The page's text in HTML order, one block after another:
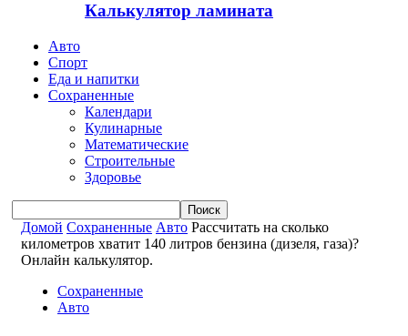
Калькулятор ламината
Авто
Спорт
Еда и напитки
Сохраненные
Календари
Кулинарные
Математические
Строительные
Здоровье
Домой Сохраненные Авто Рассчитать на сколько
километров хватит 140 литров бензина (дизеля, газа)?
Онлайн калькулятор.
Сохраненные
Авто